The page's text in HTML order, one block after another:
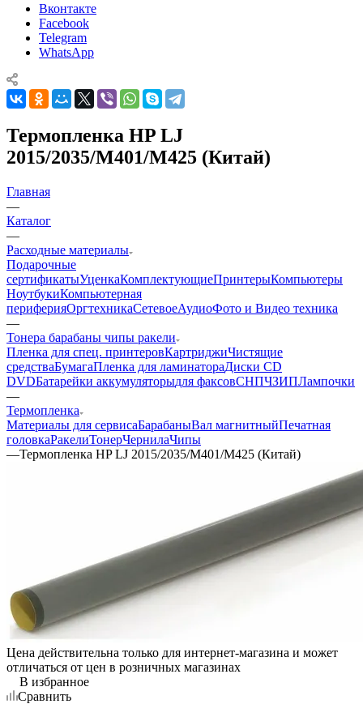
Вконтакте
Facebook
Telegram
WhatsApp
Термопленка HP LJ
2015/2035/M401/M425 (Китай)
Главная
—
Каталог
—
Расходные материалы
Подарочные
сертификатыУценкаКомплектующиеПринтерыКомпьютеры
НоутбукиКомпьютерная
периферияОргтехникаСетевоеАудиоФото и Видео техника
—
Тонера барабаны чипы ракели
Пленка для спец. принтеровКартриджиЧистящие
средстваБумагаПленка для ламинатораДиски CD
DVDБатарейки аккумуляторыдля факсовСНПЧЗИПЛампочки
—
Термопленка
Материалы для сервисаБарабаныВал магнитныйПечатная
головкаРакелиТонерЧернилаЧипы
—Термопленка HP LJ 2015/2035/M401/M425 (Китай)
Цена действительна только для интернет-магазина и может
отличаться от цен в розничных магазинах
В избранное
Сравнить